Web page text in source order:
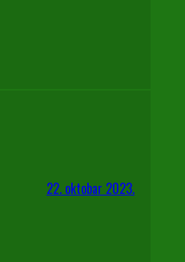
22. oktobar 2023.